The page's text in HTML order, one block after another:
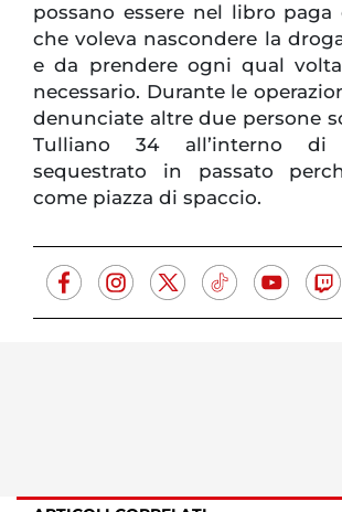
possano essere nel libro
che voleva nascondere la
e da prendere ogni qual
necessario. Durante le
denunciate altre due persone
Tulliano 34 all’interno
sequestrato in passato
come piazza di spaccio.